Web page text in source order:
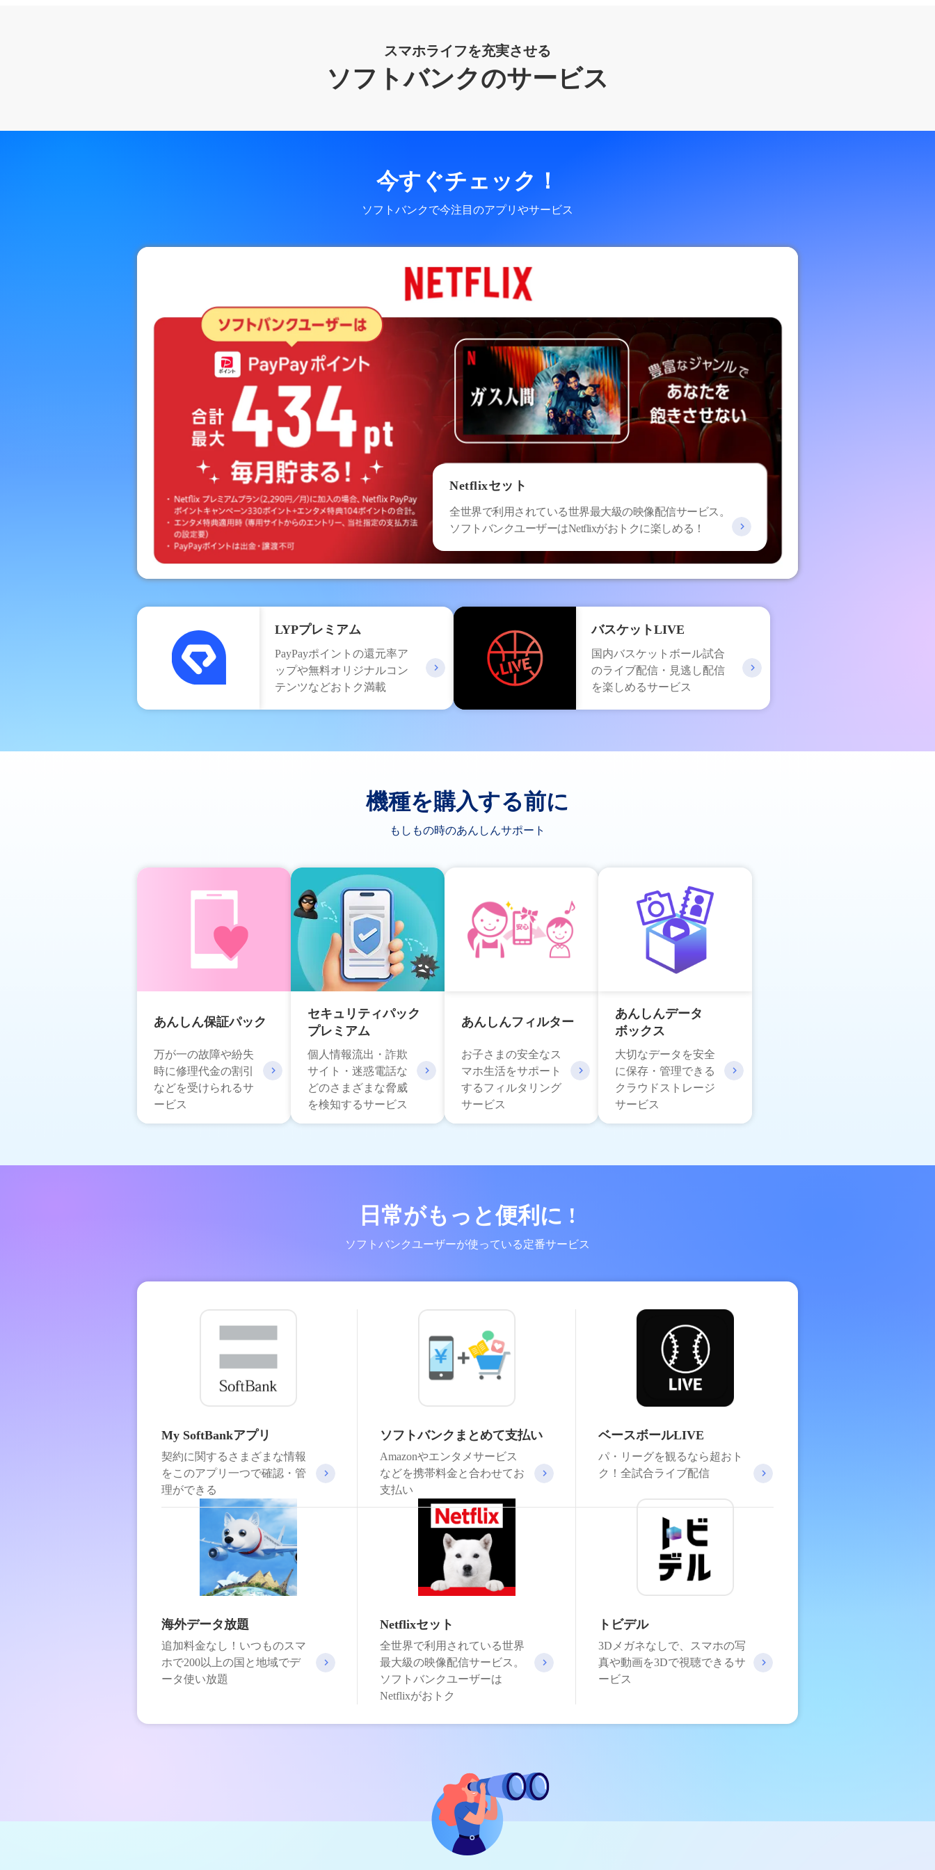
スマホライフを充実させる
ソフトバンクのサービス
今すぐチェック！
ソフトバンクで今注目のアプリやサービス
Netflixセット
全世界で利用されている世界最大級の映像配信サービス。
ソフトバンクユーザーはNetflixがおトクに楽しめる！
LYPプレミアム
PayPayポイントの還元率ア
ップや無料オリジナルコン
テンツなどおトク満載
バスケットLIVE
国内バスケットボール試合
のライブ配信・見逃し配信
を楽しめるサービス
機種を購入する前に
もしもの時のあんしんサポート
あんしん保証パック
万が一の故障や紛失
時に修理代金の割引
などを受けられるサ
ービス
セキュリティパック
プレミアム
個人情報流出・詐欺
サイト・迷惑電話な
どのさまざまな脅威
を検知するサービス
あんしんフィルター
お子さまの安全なス
マホ生活をサポート
するフィルタリング
サービス
あんしんデータ
ボックス
大切なデータを安全
に保存・管理できる
クラウドストレージ
サービス
日常がもっと便利に !
ソフトバンクユーザーが使っている定番サービス
My SoftBankアプリ
契約に関するさまざまな情報
をこのアプリ一つで確認・管
理ができる
ソフトバンクまとめて支払い
Amazonやエンタメサービス
などを携帯料金と合わせてお
支払い
ベースボールLIVE
パ・リーグを観るなら超おト
ク！全試合ライブ配信
海外データ放題
追加料金なし！いつものスマ
ホで200以上の国と地域でデ
ータ使い放題
Netflixセット
全世界で利用されている世界
最大級の映像配信サービス。
ソフトバンクユーザーは
Netflixがおトク
トビデル
3Dメガネなしで、スマホの写
真や動画を3Dで視聴できるサ
ービス